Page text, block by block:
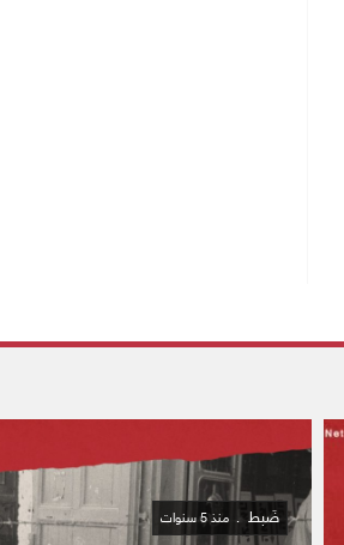
ضَبط منذ 5 سنوات